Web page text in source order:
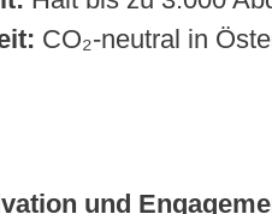
CO₂-neutral in
und